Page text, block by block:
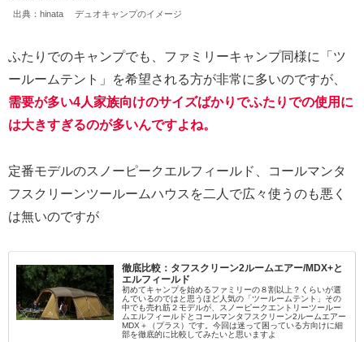
出典：hinata デュオキャンプのイメージ
ふたりでのキャンプでも、ファミリーキャンプ同様に「ツ
ールームテント」を希望される方が非常に多いのですが、
需要が多い4人家族向けのサイズばかりでふたりでの使用に
は大きすぎるのが多いんですよね。
定番モデルのスノーピークエルフィールド、コールマンタ
フスクリーンツールームハウスを二人で広々使うのも悪く
は無いのですが
徹底比較：タフスクリーン2ルームエアー/MDX+と
エルフィールド
初めてキャンプを始めるファミリーの８割以上？くらいが選
んでいるのではと思うほど人気の「ツールームテント」その
中でも売れ筋２モデルが、スノーピークエントリーツールー
ムエルフィールドとコールマンタフスクリーン2ルームエアー
MDX＋（プラス）です。今回は迷って困っている方向けに細
部を徹底的に比較してみたいと思いますよ